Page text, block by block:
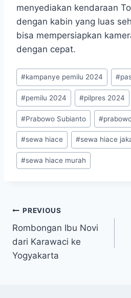
menyediakan kendaraan
dengan kabin yang luas
bisa mempersiapkan
dengan cepat.
Post
Tags:
#kampanye pemilu 2024 #
#pemilu 2024 #pilpres 2024
#Prabowo Subianto #
#sewa hiace #sewa hiace
#sewa hiace murah
PostPREVIOUS
Rombongan Ibu Novi
dari Karawaci ke
Yogyakarta